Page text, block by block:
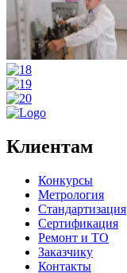
Клиентам
Конкурсы
Метрология
Стандартизация
Сертификация
Ремонт и ТО
Заказчику
Контакты